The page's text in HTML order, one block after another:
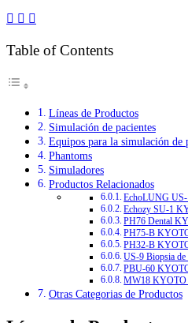
Table of Contents
Líneas de Productos
Simulación de pacientes
Equipos para la simulación de
Phantoms
Simuladores
Productos Relacionados
EchoLUNG
Echozy SU-1
PH76 Dental
PH75-B
PH32-B
US-9 Biopsia
PBU-60
MW18
Otras Categorias de Productos